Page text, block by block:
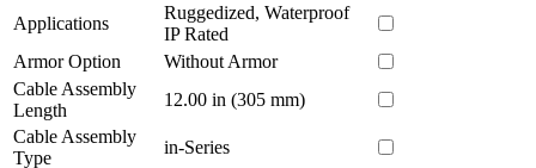
Applications
Ruggedized, Waterproof
IP Rated
Armor Option
Without Armor
Cable Assembly
Length
12.00 in (305 mm)
Cable Assembly
Type
in-Series